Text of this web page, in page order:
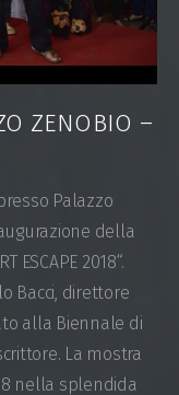
ZENOBIO –
Palazzo
della
ESCAPE 2018“.
Bacci, direttore
alla Biennale di
La mostra
nella splendida